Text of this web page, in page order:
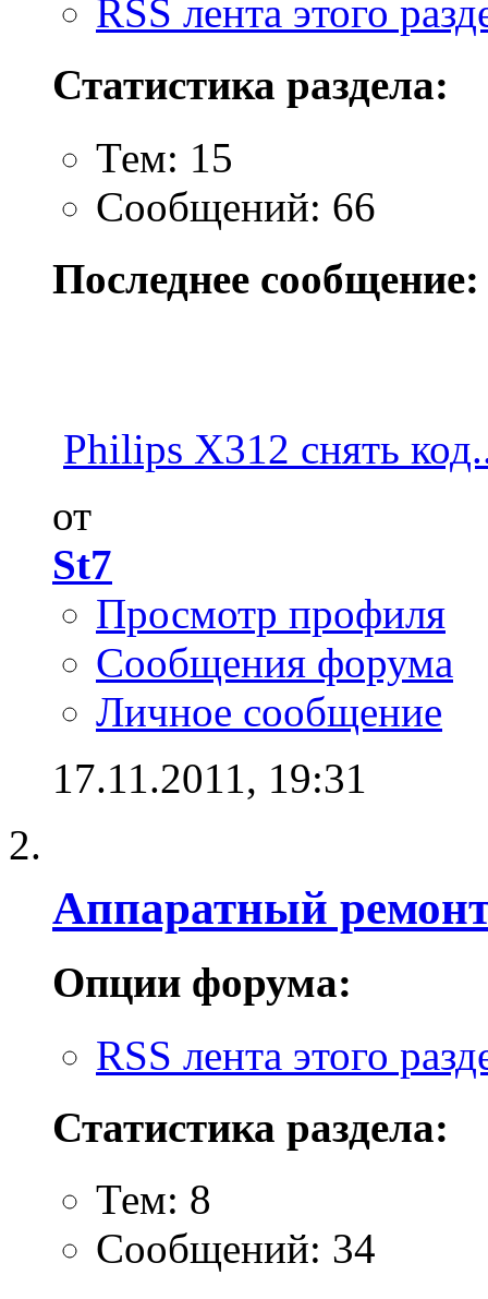
RSS лента этого
Статистика раздела:
Тем: 15
Сообщений: 66
Последнее сообщение:
Philips X312 снять
от
St7
Просмотр профиля
Сообщения форума
Личное сообщение
17.11.2011, 19:31
Аппаратный
Опции форума:
RSS лента этого
Статистика раздела:
Тем: 8
Сообщений: 34